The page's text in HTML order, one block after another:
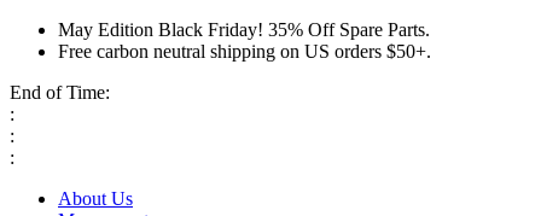
May Edition Black Friday! 35% Off Spare Parts.
Free carbon neutral shipping on US orders $50+.
End of Time:
:
:
:
About Us